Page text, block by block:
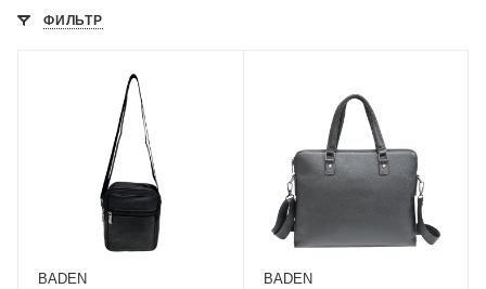
ФИЛЬТР
BADEN
BADEN